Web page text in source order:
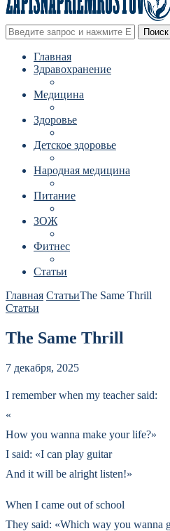
Поиск
Главная
Здравохранение
Медицина
Здоровье
Детское здоровье
Народная медицина
Питание
ЗОЖ
Фитнес
Статьи
Главная СтатьиThe Same Thrill
Статьи
The Same Thrill
7 декабря, 2025
I remember when my teacher said:
«
How you wanna make your life?»
I said: «I can play guitar
And it will be alright listen!»
When I came out of school
They said: «Which way you wanna